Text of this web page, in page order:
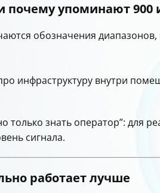
почему упоминают 900
обозначения
инфраструктуру внутри
знать оператор”: для
сигнала.
работает лучше